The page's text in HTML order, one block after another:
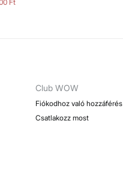
Ft
Club WOW
Fiókodhoz való hozzáférés
Csatlakozz most